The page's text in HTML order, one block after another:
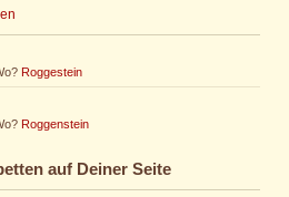
Roggestein
Roggenstein
auf Deiner Seite